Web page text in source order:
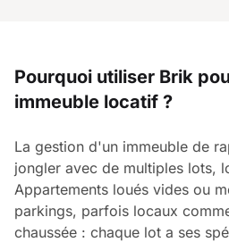
Pourquoi utiliser Brik
immeuble locatif ?
La gestion d'un immeuble de
jongler avec de multiples lots,
Appartements loués vides ou
parkings, parfois locaux
chaussée : chaque lot a ses